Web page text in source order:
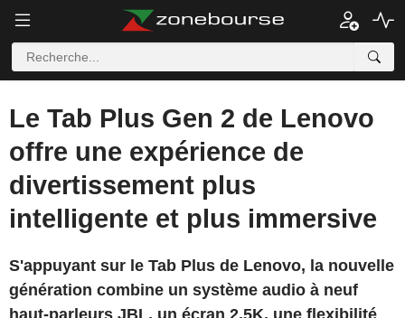
Le Tab Plus Gen 2 de Lenovo
offre une expérience de
divertissement plus
intelligente et plus immersive
S'appuyant sur le Tab Plus de Lenovo, la nouvelle
génération combine un système audio à neuf
haut-parleurs JBL, un écran 2.5K, une flexibilité